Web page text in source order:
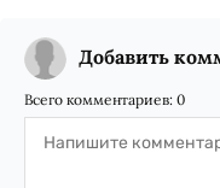
Добавить
Всего комментариев: 0